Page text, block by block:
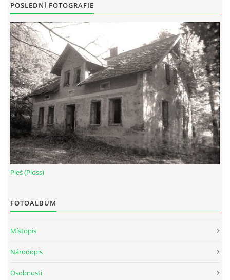
POSLEDNÍ FOTOGRAFIE
Pleš (Ploss)
FOTOALBUM
Místopis
Národopis
Osobnosti